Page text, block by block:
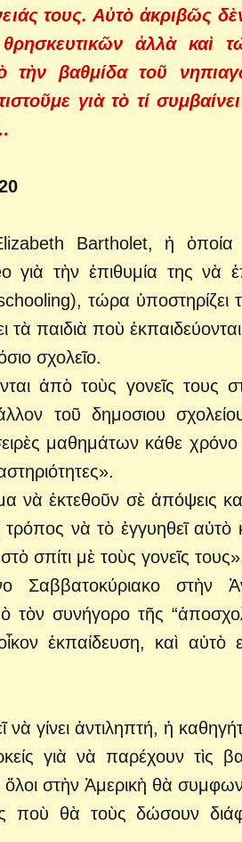
τους. Αὐτὸ ἀκριβῶς
ἀλλὰ καὶ
τὴν βαθμίδα τοῦ
γιὰ τὸ τί
Bartholet, ἡ ὁποία
τὴν ἐπιθυμία της νὰ
τώρα ὑποστηρίζει
παιδιὰ ποὺ
σχολεῖο.
ἀπὸ τοὺς γονεῖς τους
τοῦ δημοσιου
μαθημάτων κάθε χρόνο
νὰ ἐκτεθοῦν σὲ ἀπόψεις
νὰ τὸ ἐγγυηθεῖ αὐτὸ
σπίτι μὲ τοὺς γονεῖς
στὴν
συνήγορο τῆς
ἐκπαίδευση, καὶ αὐτὸ
γίνει ἀντιληπτή, ἡ
γιὰ νὰ παρέχουν τὶς
στὴν Ἀμερικὴ θὰ
ποὺ θὰ τοὺς δώσουν